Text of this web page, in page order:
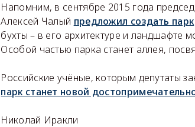
Напомним, в сентябре 2015 года
Алексей Чалый предложил создать парк
бухты – в его архитектуре и ландшафте
Особой частью парка станет аллея,
Российские учёные, которым депутаты
парк станет новой
Николай Иракли